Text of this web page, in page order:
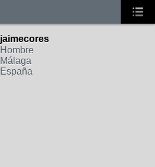
jaimecores
Hombre
Málaga
España